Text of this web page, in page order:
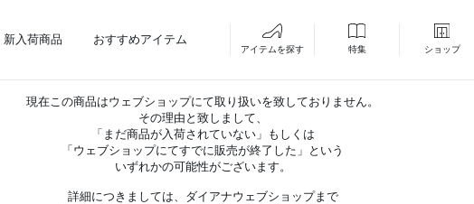
新入荷商品 おすすめアイテム
アイテムを探す 特集 ショップ
現在この商品はウェブショップにて取り扱いを致しておりません。
その理由と致しまして、
「まだ商品が入荷されていない」もしくは
「ウェブショップにてすでに販売が終了した」という
いずれかの可能性がございます。
詳細につきましては、ダイアナウェブショップまで